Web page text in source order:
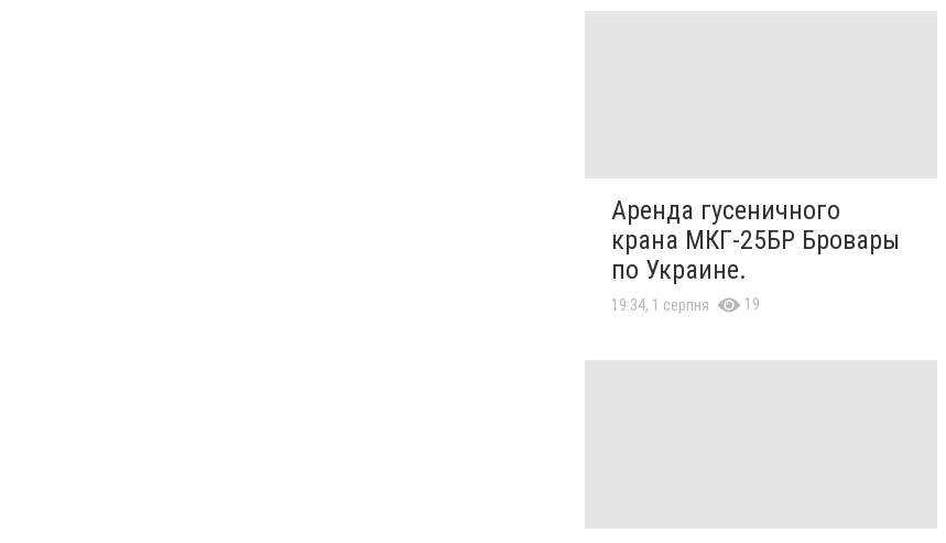
Аренда гусеничного
крана МКГ-25БР Бровары
по Украине.
19:34, 1 серпня 19